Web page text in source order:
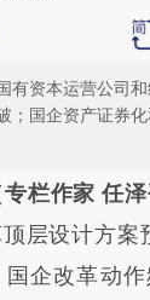
有资本运营公司
；国企资产证券
加这段话：
新
fkY1yPcw]
专栏作家 任
层设计方案
国企改革动